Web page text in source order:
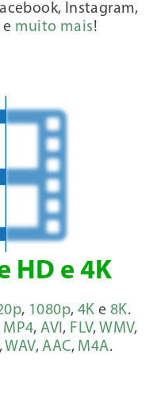
Instagram,
e muito mais!
HD e 4K
, 1080p, 4K e 8K.
MP4,AVI, FLV, WMV,
WAV,AAC, M4A.